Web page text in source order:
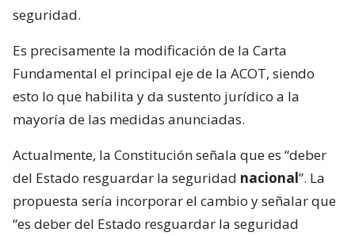
seguridad.
Es precisamente la modificación de la Carta
Fundamental el principal eje de la ACOT, siendo
esto lo que habilita y da sustento jurídico a la
mayoría de las medidas anunciadas.
Actualmente, la Constitución señala que es “deber
del Estado resguardar la seguridad nacional”. La
propuesta sería incorporar el cambio y señalar que
“es deber del Estado resguardar la seguridad